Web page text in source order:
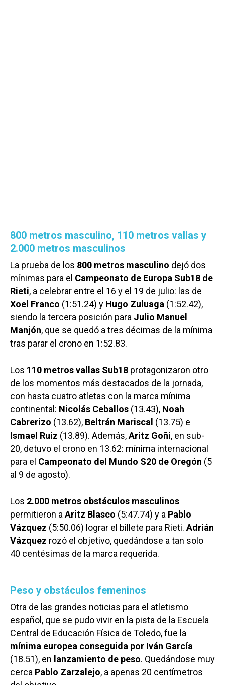
800 metros masculino, 110 metros vallas y
2.000 metros masculinos
La prueba de los 800 metros masculino dejó dos
mínimas para el Campeonato de Europa Sub18 de
Rieti, a celebrar entre el 16 y el 19 de julio: las de
Xoel Franco (1:51.24) y Hugo Zuluaga (1:52.42),
siendo la tercera posición para Julio Manuel
Manjón, que se quedó a tres décimas de la mínima
tras parar el crono en 1:52.83.
Los 110 metros vallas Sub18 protagonizaron otro
de los momentos más destacados de la jornada,
con hasta cuatro atletas con la marca mínima
continental: Nicolás Ceballos (13.43), Noah
Cabrerizo (13.62), Beltrán Mariscal (13.75) e
Ismael Ruiz (13.89). Además,Aritz Goñi, en sub-
20, detuvo el crono en 13.62: mínima internacional
para el Campeonato del Mundo S20 de Oregón (5
al 9 de agosto).
Los 2.000 metros obstáculos masculinos
permitieron a Aritz Blasco (5:47.74) y a Pablo
Vázquez (5:50.06) lograr el billete para Rieti. Adrián
Vázquez rozó el objetivo, quedándose a tan solo
40 centésimas de la marca requerida.
Peso y obstáculos femeninos
Otra de las grandes noticias para el atletismo
español, que se pudo vivir en la pista de la Escuela
Central de Educación Física de Toledo, fue la
mínima europea conseguida por Iván García
(18.51), en lanzamiento de peso. Quedándose muy
cerca Pablo Zarzalejo, a apenas 20 centímetros